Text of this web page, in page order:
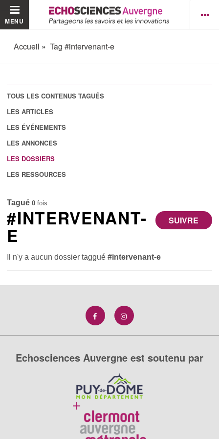
MENU
Accueil Tag #intervenant-e
TOUS LES CONTENUS TAGUÉS
LES ARTICLES
LES ÉVÉNEMENTS
LES ANNONCES
LES DOSSIERS
LES RESSOURCES
Tagué 0 fois
SUIVRE
#INTERVENANT-
E
Il n'y a aucun dossier taggué#intervenant-e
Echosciences Auvergne est soutenu par